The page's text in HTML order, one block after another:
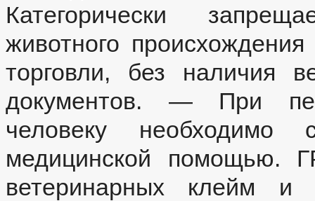
Категорически
животного
торговли, без наличия
документов. — При
человеку необходимо
медицинской помощью.
ветеринарных клейм и